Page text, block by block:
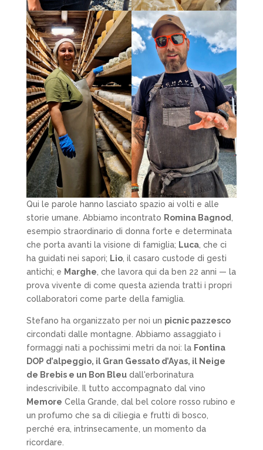
Qui le parole hanno lasciato spazio ai volti e alle
storie umane. Abbiamo incontrato Romina Bagnod,
esempio straordinario di donna forte e determinata
che porta avanti la visione di famiglia; Luca, che ci
ha guidati nei sapori; Lio, il casaro custode di gesti
antichi; e Marghe, che lavora qui da ben 22 anni — la
prova vivente di come questa azienda tratti i propri
collaboratori come parte della famiglia.
Stefano ha organizzato per noi un picnic pazzesco
circondati dalle montagne. Abbiamo assaggiato i
formaggi nati a pochissimi metri da noi: la Fontina
DOP d’alpeggio, il Gran Gessato d’Ayas, il Neige
de Brebis e un Bon Bleudall'erborinatura
indescrivibile. Il tutto accompagnato dal vino
Memore Cella Grande, dal bel colore rosso rubino e
un profumo che sa di ciliegia e frutti di bosco,
perché era, intrinsecamente, un momento da
ricordare.